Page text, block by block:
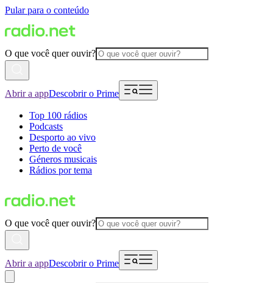
Pular para o conteúdo
O que você quer ouvir?
Abrir a appDescobrir o Prime
Top 100 rádios
Podcasts
Desporto ao vivo
Perto de você
Géneros musicais
Rádios por tema
O que você quer ouvir?
Abrir a appDescobrir o Prime